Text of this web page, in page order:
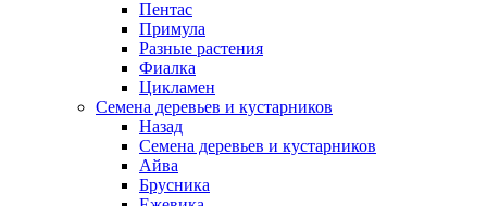
Пентас
Примула
Разные растения
Фиалка
Цикламен
Семена деревьев и кустарников
Назад
Семена деревьев и кустарников
Айва
Брусника